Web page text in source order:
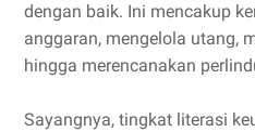
dengan baik. Ini mencakup
anggaran, mengelola utang,
hingga merencanakan
Sayangnya, tingkat literasi